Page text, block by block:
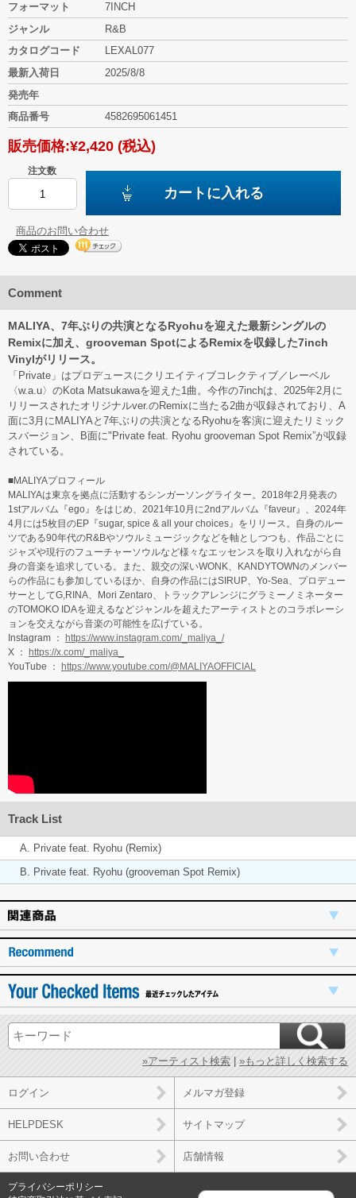
フォーマット
7INCH
ジャンル
R&B
カタログコード
LEXAL077
最新入荷日
2025/8/8
発売年
商品番号
4582695061451
販売価格:¥2,420 (税込)
注文数
カートに入れる
商品のお問い合わせ
Comment
MALIYA、7年ぶりの共演となるRyohuを迎えた最新シングルの
Remixに加え、grooveman SpotによるRemixを収録した7inch
Vinylがリリース。
「Private」はプロデュースにクリエイティブコレクティブ／レーベル
〈w.a.u〉のKota Matsukawaを迎えた1曲。今作の7inchは、2025年2月に
リリースされたオリジナルver.のRemixに当たる2曲が収録されており、A
面に3月にMALIYAと7年ぶりの共演となるRyohuを客演に迎えたリミック
スバージョン、B面に"Private feat. Ryohu grooveman Spot Remix”が収録
されている。
■MALIYAプロフィール
MALIYAは東京を拠点に活動するシンガーソングライター。2018年2月発表の
1stアルバム『ego』をはじめ、2021年10月に2ndアルバム『faveur』、2024年
4月には5枚目のEP『sugar, spice & all your choices』をリリース。自身のルー
ツである90年代のR&Bやソウルミュージックなどを軸としつつも、作品ごとに
ジャズや現行のフューチャーソウルなど様々なエッセンスを取り入れながら自
身の音楽を追求している。また、親交の深いWONK、KANDYTOWNのメンバー
らの作品にも参加しているほか、自身の作品にはSIRUP、Yo-Sea、プロデュー
サーとしてG,RINA、Mori Zentaro、トラックアレンジにグラミーノミネーター
のTOMOKO IDAを迎えるなどジャンルを超えたアーティストとのコラボレーシ
ョンを交えながら音楽の可能性を広げている。
Instagram ： https://www.instagram.com/_maliya_/
X ： https://x.com/_maliya_
YouTube ： https://www.youtube.com/@MALIYAOFFICIAL
Track List
A. Private feat. Ryohu (Remix)
B. Private feat. Ryohu (grooveman Spot Remix)
»アーティスト検索 »もっと詳しく検索する
ログイン メルマガ登録
HELPDESK サイトマップ
お問い合わせ 店舗情報
プライバシーポリシー